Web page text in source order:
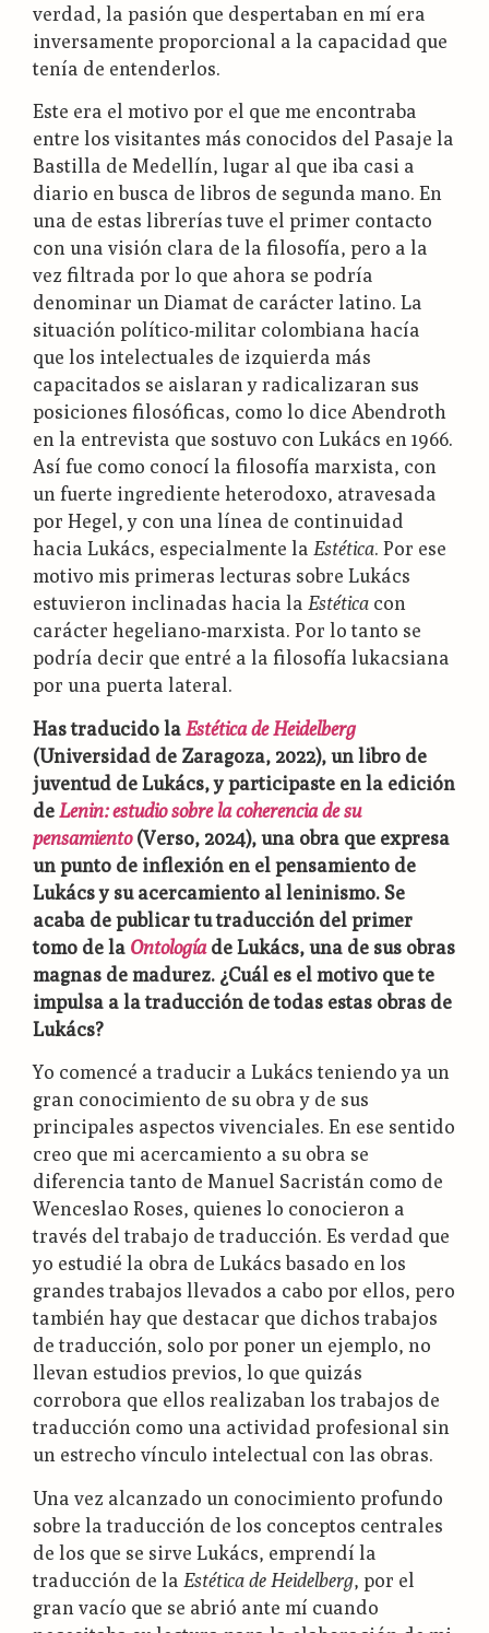
verdad, la pasión que despertaban en mí era
inversamente proporcional a la capacidad que
tenía de entenderlos.
Este era el motivo por el que me encontraba
entre los visitantes más conocidos del Pasaje la
Bastilla de Medellín, lugar al que iba casi a
diario en busca de libros de segunda mano. En
una de estas librerías tuve el primer contacto
con una visión clara de la filosofía, pero a la
vez filtrada por lo que ahora se podría
denominar un Diamat de carácter latino. La
situación político-militar colombiana hacía
que los intelectuales de izquierda más
capacitados se aislaran y radicalizaran sus
posiciones filosóficas, como lo dice Abendroth
en la entrevista que sostuvo con Lukács en 1966.
Así fue como conocí la filosofía marxista, con
un fuerte ingrediente heterodoxo, atravesada
por Hegel, y con una línea de continuidad
hacia Lukács, especialmente laEstética. Por ese
motivo mis primeras lecturas sobre Lukács
estuvieron inclinadas hacia laEstética con
carácter hegeliano-marxista. Por lo tanto se
podría decir que entré a la filosofía lukacsiana
por una puerta lateral.
Has traducido laEstética de Heidelberg
(Universidad de Zaragoza, 2022), un libro de
juventud de Lukács, y participaste en la edición
deLenin: estudio sobre la coherencia de su
pensamiento(Verso, 2024), una obra que expresa
un punto de inflexión en el pensamiento de
Lukács y su acercamiento al leninismo. Se
acaba de publicar tu traducción del primer
tomo de la Ontología de Lukács, una de sus obras
magnas de madurez. ¿Cuál es el motivo que te
impulsa a la traducción de todas estas obras de
Lukács?
Yo comencé a traducir a Lukács teniendo ya un
gran conocimiento de su obra y de sus
principales aspectos vivenciales. En ese sentido
creo que mi acercamiento a su obra se
diferencia tanto de Manuel Sacristán como de
Wenceslao Roses, quienes lo conocieron a
través del trabajo de traducción. Es verdad que
yo estudié la obra de Lukács basado en los
grandes trabajos llevados a cabo por ellos, pero
también hay que destacar que dichos trabajos
de traducción, solo por poner un ejemplo, no
llevan estudios previos, lo que quizás
corrobora que ellos realizaban los trabajos de
traducción como una actividad profesional sin
un estrecho vínculo intelectual con las obras.
Una vez alcanzado un conocimiento profundo
sobre la traducción de los conceptos centrales
de los que se sirve Lukács, emprendí la
traducción de la Estética de Heidelberg, por el
gran vacío que se abrió ante mí cuando